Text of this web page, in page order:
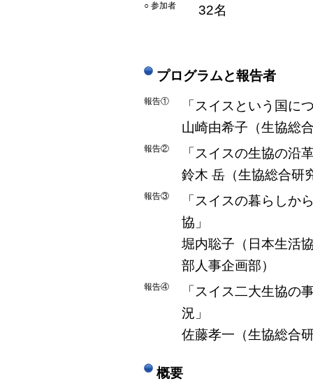
○ 参加者 32名
プログラムと報告者
報告①
「スイスという国に
山崎由希子（生協総
報告②
「スイスの生協の沿
鈴木 岳（生協総合研
報告③
「スイスの暮らしか
協」
堀内聡子（日本生活
部人事企画部）
報告④
「スイス二大生協の
況」
佐藤孝一（生協総合
概要